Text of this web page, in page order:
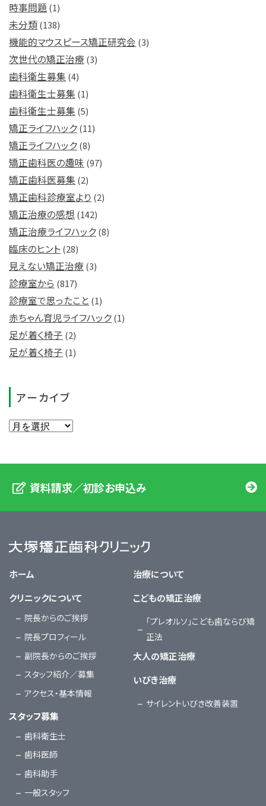
時事問題 (1)
未分類(138)
機能的マウスピース矯正研究会 (3)
次世代の矯正治療 (3)
歯科衛生募集 (4)
歯科衛生士募集 (1)
歯科衛生士募集 (5)
矯正ライフハック(11)
矯正ライフハック(8)
矯正歯科医の趣味 (97)
矯正歯科医募集 (2)
矯正歯科診療室より (2)
矯正治療の感想 (142)
矯正治療ライフハック(8)
臨床のヒント(28)
見えない矯正治療 (3)
診療室から (817)
診療室で思ったこと (1)
赤ちゃん育児ライフハック(1)
足が着く椅子 (2)
足が着く椅子 (1)
アーカイブ
資料請求／初診お申込み
ホーム
クリニックについて
院長からのご挨拶
院長プロフィール
副院長からのご挨拶
スタッフ紹介／募集
アクセス・基本情報
スタッフ募集
歯科衛生士
歯科医師
歯科助手
一般スタッフ
治療について
こどもの矯正治療
「プレオルソ」こども歯ならび矯
正法
大人の矯正治療
いびき治療
サイレントいびき改善装置